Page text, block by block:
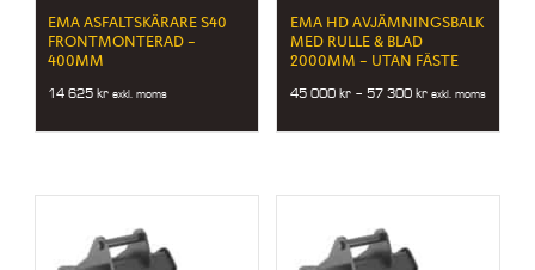
EMA ASFALTSKÄRARE S40
FRONTMONTERAD –
400MM
14 625kr exkl. moms
EMA HD AVJÄMNINGSBALK
MED RULLE & BLAD
2000MM – UTAN FÄSTE
45 000 kr – 57 300 krPrice
45
57
exkl. moms